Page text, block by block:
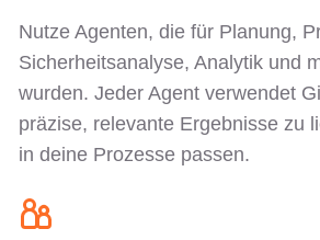
Nutze Agenten, die für Planung,
Sicherheitsanalyse, Analytik und
wurden. Jeder Agent verwendet
präzise, relevante Ergebnisse zu
in deine Prozesse passen.